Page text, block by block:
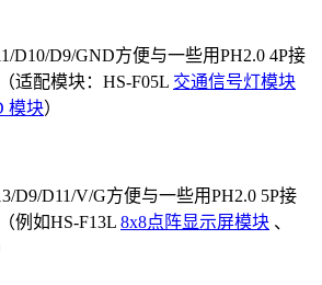
D10/D9/GND方便与一些用PH2.0 4P接
适配模块：HS-F05L 交通信号灯模块
模块）
D9/D11/V/G方便与一些用PH2.0 5P接
例如HS-F13L 8x8点阵显示屏模块 、